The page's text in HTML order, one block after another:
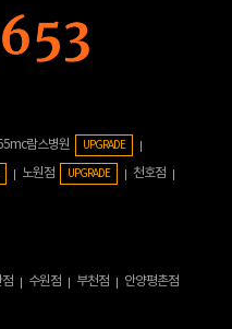
람스병원 UPGRADE
노원점 UPGRADE
천호점
점 수원점 부천점 안양평촌점